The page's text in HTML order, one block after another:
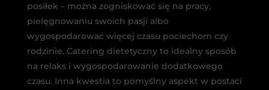
posiłek – można zogniskować się na pracy,
pielęgnowaniu swoich pasji albo
wygospodarować więcej czasu pociechom czy
rodzinie. Catering dietetyczny to idealny sposób
na relaks i wygospodarowanie dodatkowego
czasu. Inna kwestia to pomyślny aspekt w postaci